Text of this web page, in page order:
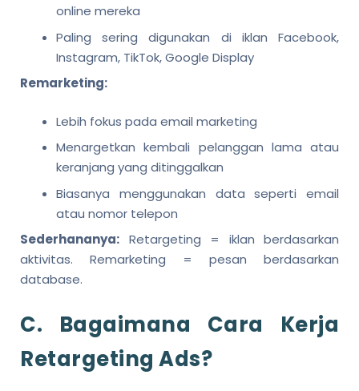
online mereka
Paling sering digunakan di iklan Facebook,
Instagram, TikTok, Google Display
Remarketing:
Lebih fokus pada email marketing
Menargetkan kembali pelanggan lama atau
keranjang yang ditinggalkan
Biasanya menggunakan data seperti email
atau nomor telepon
Sederhananya: Retargeting = iklan berdasarkan
aktivitas. Remarketing = pesan berdasarkan
database.
C. Bagaimana Cara Kerja
Retargeting Ads?